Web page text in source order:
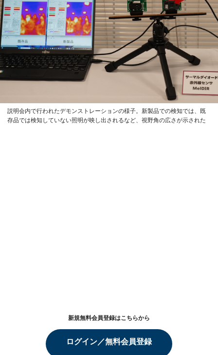
説明会内で行われたデモンストレーションの様子。新製品での検知では、既
存品では検知していない照明が映し出されるなど、視野角の広さが示された
新規無料会員登録はこちらから
ログイン／無料会員登録